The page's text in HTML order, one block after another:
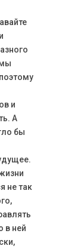
и
А
бы
не так
в ней